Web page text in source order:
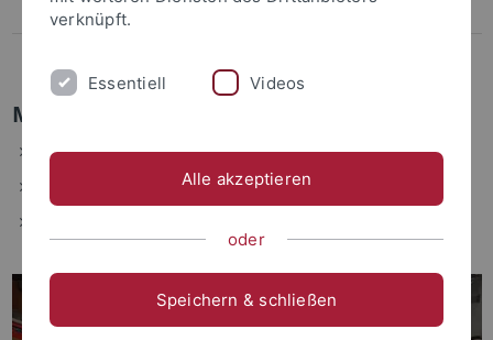
People
Microscopy
Research and Courses
verknüpft.
Essentiell Videos
Alle akzeptieren
oder
Speichern & schließen